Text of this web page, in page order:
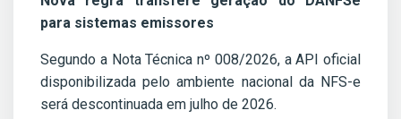
para sistemas emissores
Segundo a Nota Técnica nº 008/2026, a API oficial
disponibilizada pelo ambiente nacional da NFS-e
será descontinuada em julho de 2026.